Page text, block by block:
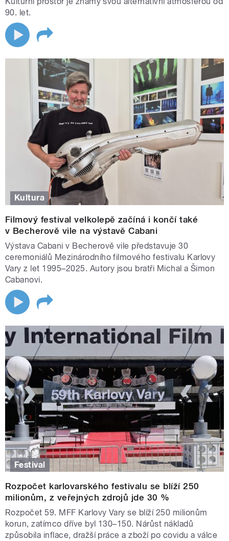
90. let.
Kultura
Filmový festival velkolepě začíná i končí také
v Becherově vile na výstavě Cabani
Výstava Cabani v Becherově vile představuje 30
ceremoniálů Mezinárodního filmového festivalu Karlovy
Vary z let 1995–2025. Autory jsou bratři Michal a Šimon
Cabanovi.
Festival
Rozpočet karlovarského festivalu se blíží 250
milionům, z veřejných zdrojů jde 30 %
Rozpočet 59. MFF Karlovy Vary se blíží 250 milionům
korun, zatímco dříve byl 130–150. Nárůst nákladů
způsobila inflace, dražší práce a zboží po covidu a válce